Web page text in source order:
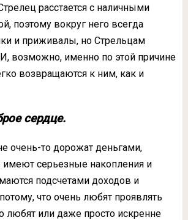
расстается с наличными
поэтому вокруг него всегда
и приживалы, но Стрельцам
возможно, именно по этой причине
возвращаются к ним, как и
сердце.
очень-то дорожат деньгами,
серьезные накопления и
подсчетами доходов и
что очень любят проявлять
любят или даже просто искренне